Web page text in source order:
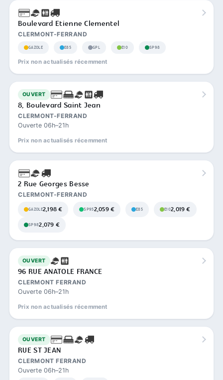
Boulevard Etienne Clementel
CLERMONT-FERRAND
GAZOLE E85 GPL E10 SP98
Prix non actualisés récemment
OUVERT
8, Boulevard Saint Jean
CLERMONT-FERRAND
Ouverte 06h–21h
Prix non actualisés récemment
2 Rue Georges Besse
CLERMONT-FERRAND
GAZOLE2,198 € SP952,059 € E85 E102,019 €
SP982,079 €
OUVERT
96 RUE ANATOLE FRANCE
CLERMONT FERRAND
Ouverte 06h–21h
Prix non actualisés récemment
OUVERT
RUE ST JEAN
CLERMONT FERRAND
Ouverte 06h–21h